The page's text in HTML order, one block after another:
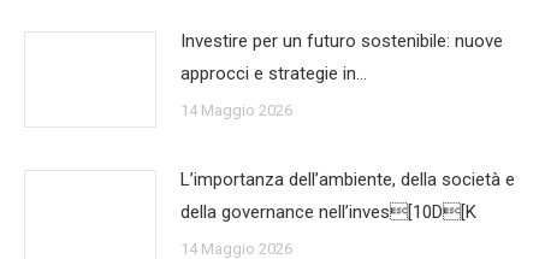
Investire per un futuro sostenibile: nuove
approcci e strategie in…
14 Maggio 2026
L’importanza dell’ambiente, della società e
della governance nell’inves[10D[K
14 Maggio 2026